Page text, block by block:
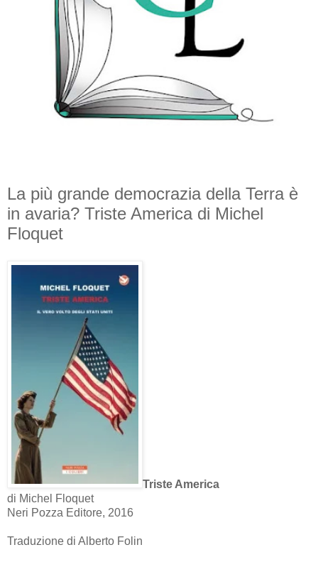
La più grande democrazia della Terra è
in avaria? Triste America di Michel
Floquet
Triste America
di Michel Floquet
Neri Pozza Editore, 2016
Traduzione di Alberto Folin